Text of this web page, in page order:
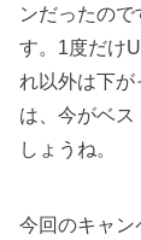
ンだったの
す。1度だけ
れ以外は下
は、今がベ
しょうね。
今回のキャン